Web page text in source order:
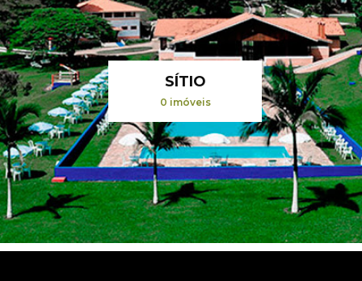
SÍTIO
0 imóveis